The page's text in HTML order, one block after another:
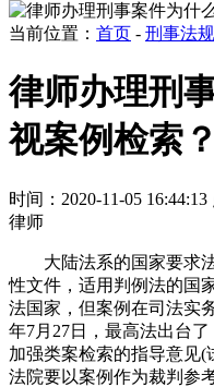
当前位置： 首页 - 刑事法规
律师办理刑
视案例检索？
时间：2020-11-05 16:44:13
律师
大陆法系的国家要求法
性文件，适用判例法的国
法国家，但案例在司法实
年7月27日，最高法出台了
加强类案检索的指导意见(
法院要以案例作为裁判参